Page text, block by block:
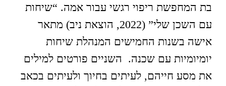
בת המחפשת ריפוי רגשי עבור אמה. “שיחות
עם השכן שלי” (2022, הוצאת ניב) מתאר
אישה בשנות החמישים המנהלת שיחות
יומיומיות עם שכנה. השניים פורטים למילים
את מסע חייהם, לעיתים בחיוך ולעיתים בכאב